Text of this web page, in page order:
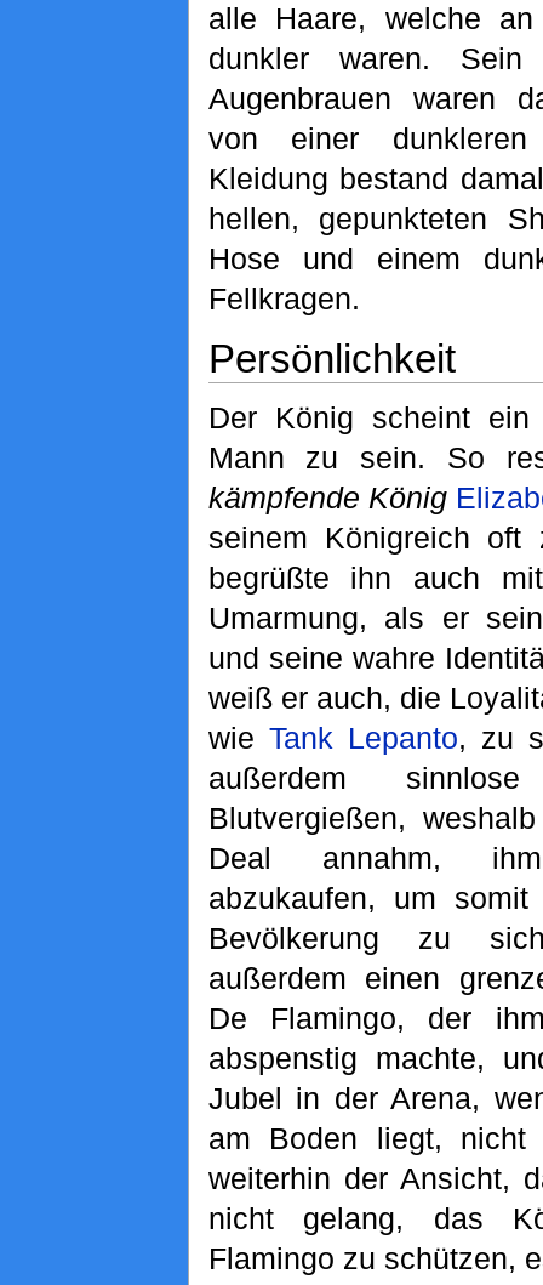
alle Haare, welche
dunkler waren.
Augenbrauen waren
von einer
Kleidung bestand
hellen, gepunkteten
Hose und einem
Fellkragen.
Persönlichkeit
Der König scheint ein
Mann zu sein. So
kämpfende König
seinem Königreich
begrüßte ihn auch
Umarmung, als er
und seine wahre
weiß er auch, die
wie Tank Lepanto, zu
außerdem
Blutvergießen,
Deal annahm,
abzukaufen, um
Bevölkerung zu
außerdem einen
De Flamingo, der
abspenstig machte,
Jubel in der Arena,
am Boden liegt, nicht
weiterhin der Ansicht,
nicht gelang, das
Flamingo zu schützen,